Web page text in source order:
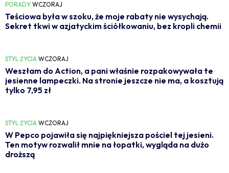
PORADY WCZORAJ
Teściowa była w szoku, że moje rabaty nie wysychają.
Sekret tkwi w azjatyckim ściółkowaniu, bez kropli chemii
STYL ŻYCIA WCZORAJ
Weszłam do Action, a pani właśnie rozpakowywała te
jesienne lampeczki. Na stronie jeszcze nie ma, a kosztują
tylko 7,95 zł
STYL ŻYCIA WCZORAJ
W Pepco pojawiła się najpiękniejsza pościel tej jesieni.
Ten motyw rozwalił mnie na łopatki, wygląda na dużo
droższą